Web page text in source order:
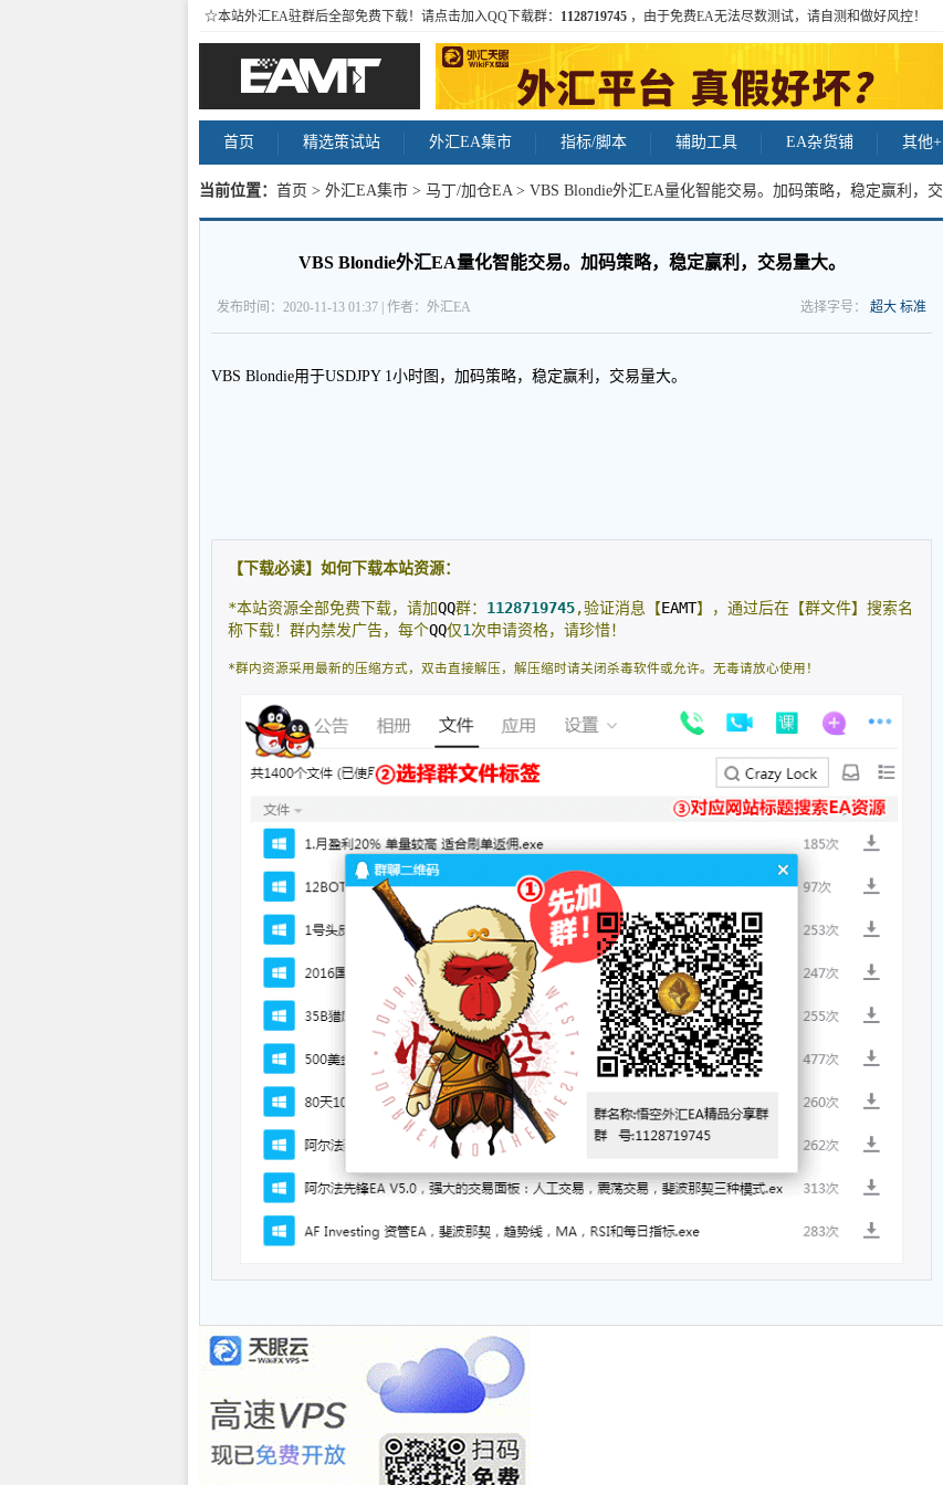
☆本站外汇EA驻群后全部免费下载！请点击加入QQ下载群： 1128719745 ，由于免费EA无法尽数测试，请自测和做好风控！
首页 精选策试站 外汇EA集市 指标/脚本 辅助工具 EA杂货铺 其他+
当前位置： 首页 > 外汇EA集市 > 马丁/加仓EA> VBS Blondie外汇EA量化智能交易。加码策略，稳定赢利，交
易量大。 内容
VBS Blondie外汇EA量化智能交易。加码策略，稳定赢利，交易量大。
选择字号： 超大 标准
发布时间：2020-11-13 01:37 | 作者：外汇EA
VBS Blondie用于USDJPY 1小时图，加码策略，稳定赢利，交易量大。
【下载必读】如何下载本站资源：
*本站资源全部免费下载，请加QQ群： 1128719745,验证消息【EAMT】，通过后在【群文件】搜索名
称下载！群内禁发广告，每个QQ仅1次申请资格，请珍惜！
*群内资源采用最新的压缩方式，双击直接解压，解压缩时请关闭杀毒软件或允许。无毒请放心使用！